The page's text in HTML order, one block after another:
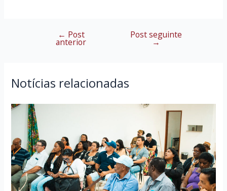
Navegação
← Post
anterior
Post seguinte
→
Notícias relacionadas